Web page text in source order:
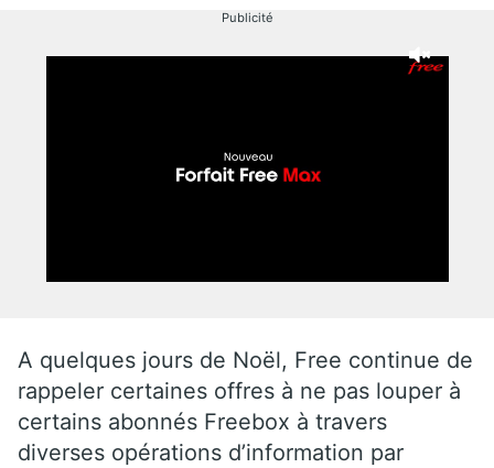
Publicité
A quelques jours de Noël, Free continue de
rappeler certaines offres à ne pas louper à
certains abonnés Freebox à travers
diverses opérations d’information par